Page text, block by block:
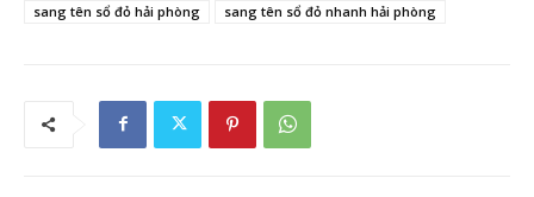
sang tên sổ đỏ hải phòng
sang tên sổ đỏ nhanh hải phòng